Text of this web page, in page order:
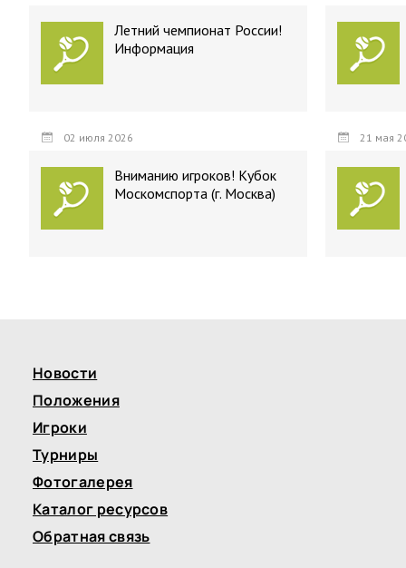
Летний чемпионат России!
Информация
02 июля 2026
Вниманию игроков! Кубок
Москомспорта (г. Москва)
21 мая
Новости
Положения
Игроки
Турниры
Фотогалерея
Каталог ресурсов
Обратная связь